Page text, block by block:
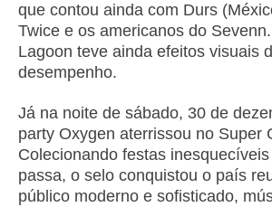
que contou ainda com Durs
Twice e os americanos do
Lagoon teve ainda efeitos visuais
desempenho.
Já na noite de sábado, 30 de
party Oxygen aterrissou no Super
Colecionando festas
passa, o selo conquistou o país
público moderno e sofisticado,